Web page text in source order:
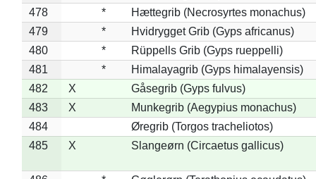
478
*
Hættegrib (Necrosyrtes monachus)
479
*
Hvidrygget Grib (Gyps africanus)
480
*
Rüppells Grib (Gyps rueppelli)
481
*
Himalayagrib (Gyps himalayensis)
482
X
Gåsegrib (Gyps fulvus)
483
X
Munkegrib (Aegypius monachus)
484
Øregrib (Torgos tracheliotos)
485
X Slangeørn (Circaetus gallicus)